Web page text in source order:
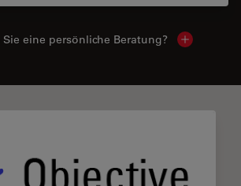
Sie eine persönliche Beratung? Show